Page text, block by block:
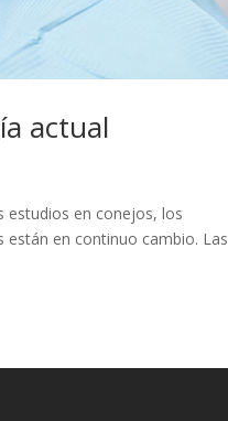
actual
estudios en conejos, los
en continuo cambio. Las